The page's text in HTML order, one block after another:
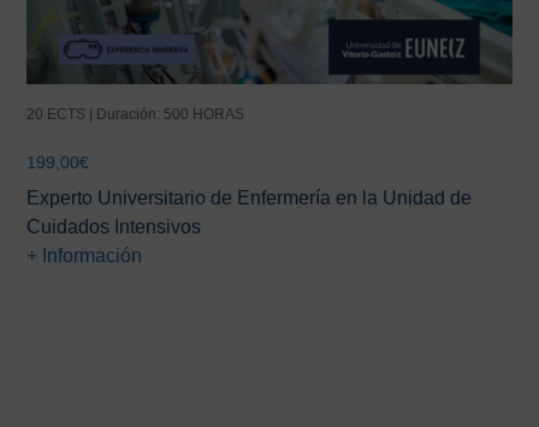
20 ECTS | Duración: 500 HORAS
199,00€
Experto Universitario de Enfermería en la Unidad de
Cuidados Intensivos
+ Información